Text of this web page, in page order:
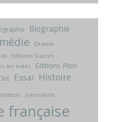
Biographie
Drame
Editions Dacres
les indés Editions Plon
Essai Histoire
Journaliste
française